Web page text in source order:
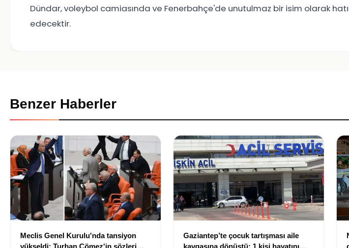
Dündar, voleybol camiasında ve Fenerbahçe'de unutulmaz bir isim olarak
edecektir.
Benzer Haberler
Meclis Genel Kurulu'nda tansiyon
yükseldi: Turhan Çömez'in sözleri
Gaziantep’te çocuk tartışması aile
kavgasına dönüştü: 1 kişi hayatını